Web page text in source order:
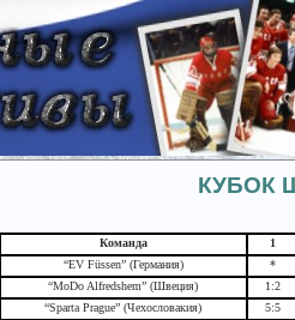
КУБОК
Команда 1
“EV Füssen” (Германия) *
“MoDo Alfredshem” (Швеция) 1:2
“Sparta Prague” (Чехословакия) 5:5